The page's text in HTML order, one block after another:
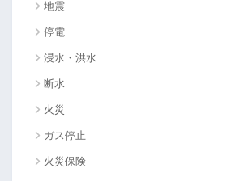
地震
停電
浸水・洪水
断水
火災
ガス停止
火災保険